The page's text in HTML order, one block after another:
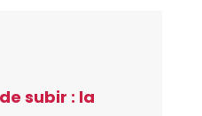
subir : la